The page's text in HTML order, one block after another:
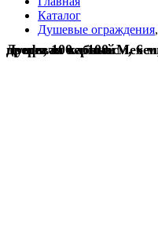
Каталог
Душевые ограждения,
Душевая кабина Mexen, коллекция LIMA, складная дверь, 100 x 100 см, 6 мм, стекло прозрачное, профиль черный